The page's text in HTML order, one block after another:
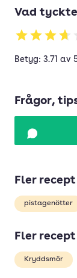
Vad
Betyg: 3.71 av
Frågor,
Fler recept
pistagenötter
Fler
Kryddsmör